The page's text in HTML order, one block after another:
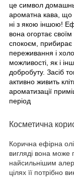
це символ
ароматна кава, що
ні з якою іншою!
вона огортає
спокоєм, прибирає
переживання і
можливості, як і
добробуту. Засіб
активно живить
ароматизації
період
Косметична
Корична ефірна
вигляді вона може
найсильнішим
цілях її потрібно